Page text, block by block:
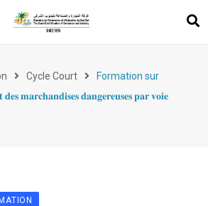
Cycle Court
Formation sur
𝐝𝐞𝐬 𝐦𝐚𝐫𝐜𝐡𝐚𝐧𝐝𝐢𝐬𝐞𝐬 𝐝𝐚𝐧𝐠𝐞𝐫𝐞𝐮𝐬𝐞𝐬 𝐩𝐚𝐫 𝐯𝐨𝐢𝐞